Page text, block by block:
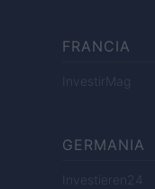
FRANCIA
InvestirMag
GERMANIA
Investieren24